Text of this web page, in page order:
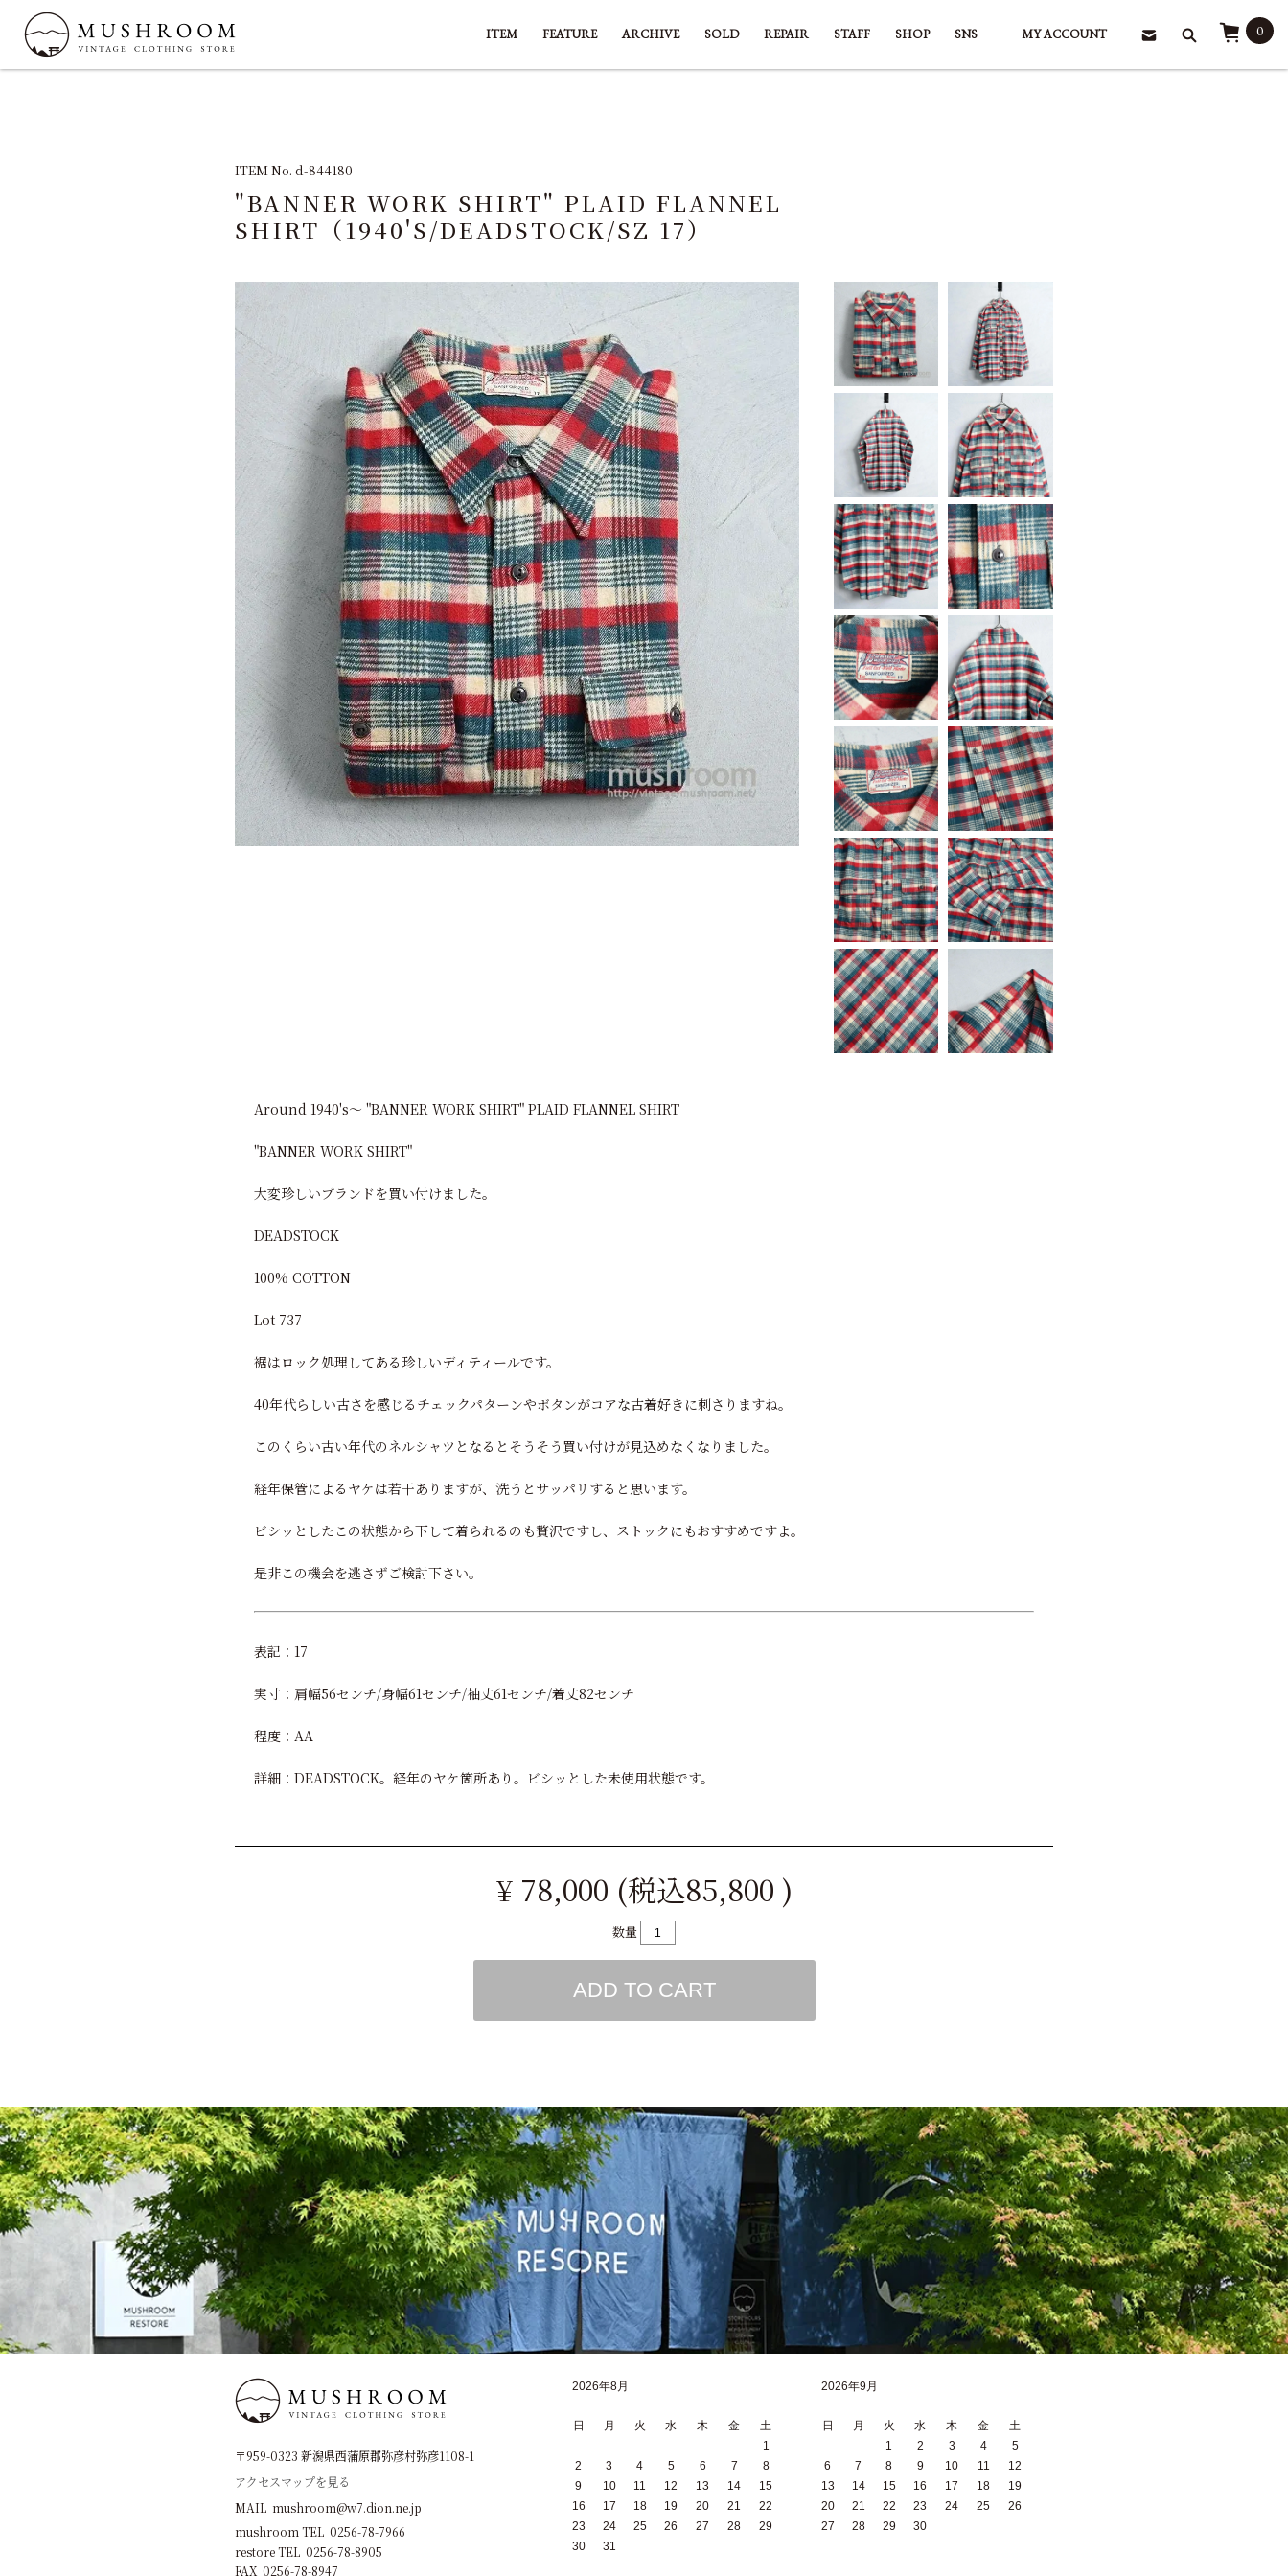
ITEM FEATURE ARCHIVE SOLD REPAIR STAFF SHOP SNS MY ACCOUNT 0
ITEM No. d-844180
"BANNER WORK SHIRT" PLAID FLANNEL
SHIRT（1940'S/DEADSTOCK/SZ 17）
Around 1940's～ "BANNER WORK SHIRT" PLAID FLANNEL SHIRT
"BANNER WORK SHIRT"
大変珍しいブランドを買い付けました。
DEADSTOCK
100% COTTON
Lot 737
裾はロック処理してある珍しいディティールです。
40年代らしい古さを感じるチェックパターンやボタンがコアな古着好きに刺さりますね。
このくらい古い年代のネルシャツとなるとそうそう買い付けが見込めなくなりました。
経年保管によるヤケは若干ありますが、洗うとサッパリすると思います。
ビシッとしたこの状態から下して着られるのも贅沢ですし、ストックにもおすすめですよ。
是非この機会を逃さずご検討下さい。
表記：17
実寸：肩幅56センチ/身幅61センチ/袖丈61センチ/着丈82センチ
程度：AA
詳細：DEADSTOCK。経年のヤケ箇所あり。ビシッとした未使用状態です。
¥ 78,000 (税込85,800 )
数量
ADD TO CART
〒959-0323 新潟県西蒲原郡弥彦村弥彦1108-1
アクセスマップを見る
MAIL mushroom@w7.dion.ne.jp
mushroom TEL 0256-78-7966
restore TEL 0256-78-8905
FAX 0256-78-8947
2026年8月
日 月 火 水 木 金
土
1
2
3 4 5 6 7
8
9
10 11 12 13 14
15
16
17 18 19 20 21
22
23
24 25 26 27 28
29
30
31
2026年9月
日 月 火 水 木 金
土
1
2 3 4
5
6
7 8 9 10 11
12
13
14 15 16 17 18
19
20
21 22 23 24 25
26
27
28 29 30